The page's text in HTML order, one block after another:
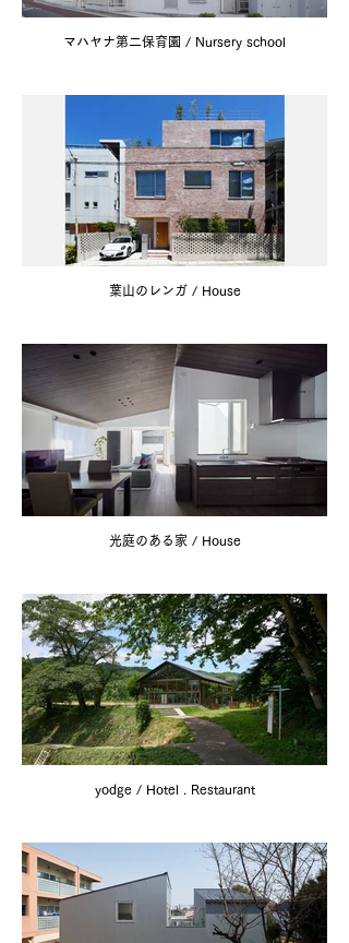
マハヤナ第二保育園 / Nursery school
葉山のレンガ / House
光庭のある家 / House
yodge / Hotel . Restaurant